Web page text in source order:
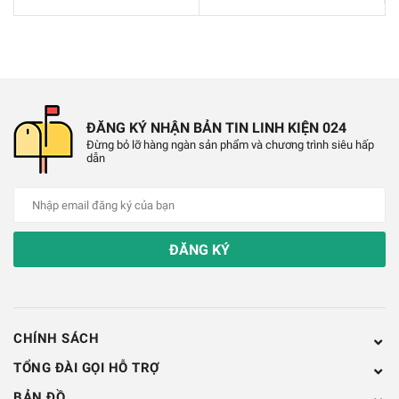
✔️Trọng lượng: khoảng 0,2 gram
[Khẩu độ]: 1,95mm (khớp chặt với trục 2
✔️[Số răng]: 16 răng
✔️[Đường kính ngoài]: khoảng 8,9mm
[Độ dày]: Khoảng 4,94mm
✔️[Trọng lượng]: khoảng 0,3 gram
26 Răng
ĐĂNG KÝ NHẬN BẢN TIN LINH KIỆN 024
Đừng bỏ lỡ hàng ngàn sản phẩm và chương trình siêu hấp
dẫn
ĐĂNG KÝ
CHÍNH SÁCH
TỔNG ĐÀI GỌI HỖ TRỢ